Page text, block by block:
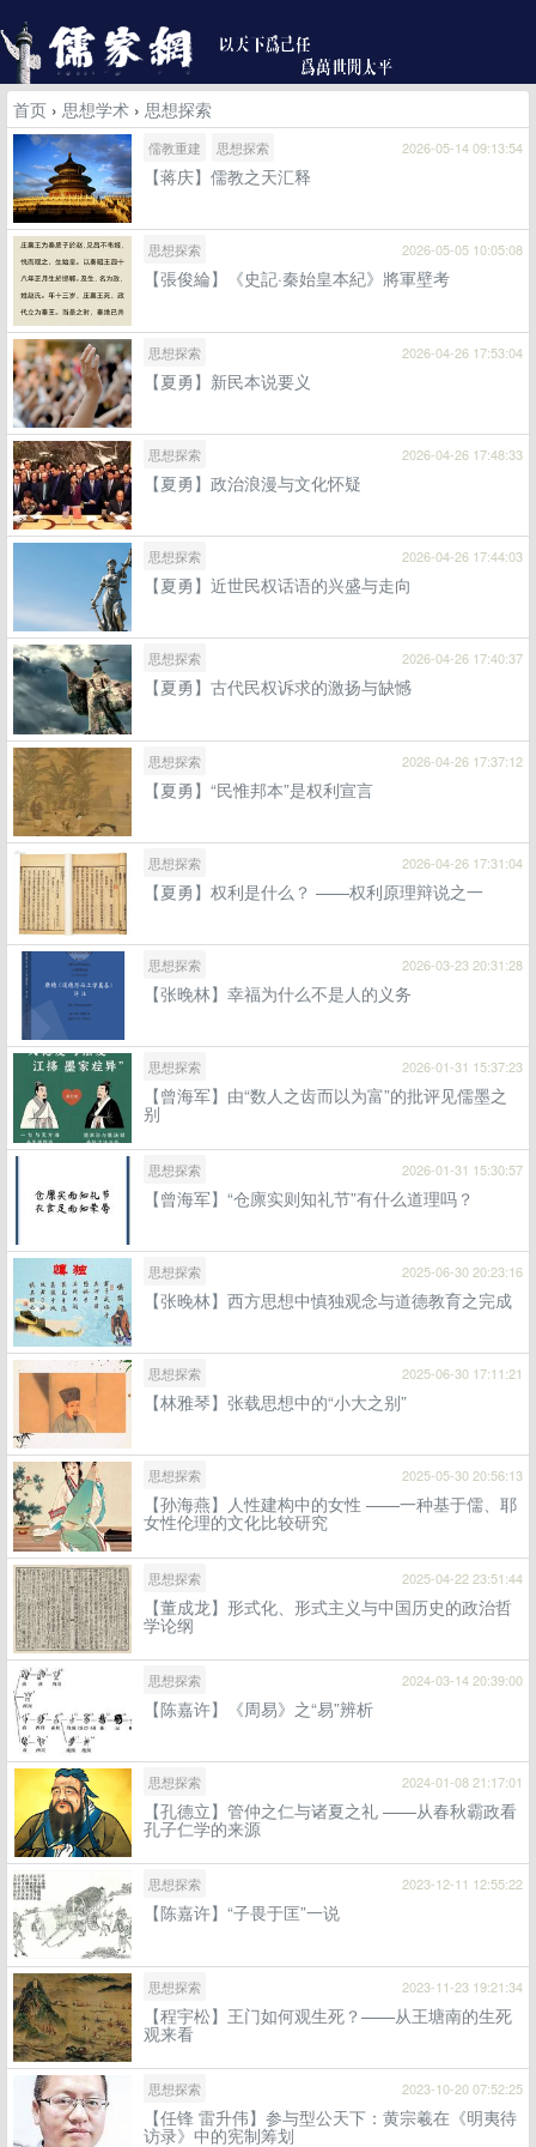
首页 › 思想学术 › 思想探索
儒教重建 思想探索 2026-05-14 09:13:54
【蒋庆】儒教之天汇释
思想探索 2026-05-05 10:05:08
【張俊綸】《史記·秦始皇本紀》將軍壁考
思想探索 2026-04-26 17:53:04
【夏勇】新民本说要义
思想探索 2026-04-26 17:48:33
【夏勇】政治浪漫与文化怀疑
思想探索 2026-04-26 17:44:03
【夏勇】近世民权话语的兴盛与走向
思想探索 2026-04-26 17:40:37
【夏勇】古代民权诉求的激扬与缺憾
思想探索 2026-04-26 17:37:12
【夏勇】“民惟邦本”是权利宣言
思想探索 2026-04-26 17:31:04
【夏勇】权利是什么？ ——权利原理辩说之一
思想探索 2026-03-23 20:31:28
【张晚林】幸福为什么不是人的义务
思想探索 2026-01-31 15:37:23
【曾海军】由“数人之齿而以为富”的批评见儒墨之
别
思想探索 2026-01-31 15:30:57
【曾海军】“仓廪实则知礼节”有什么道理吗？
思想探索 2025-06-30 20:23:16
【张晚林】西方思想中慎独观念与道德教育之完成
思想探索 2025-06-30 17:11:21
【林雅琴】张载思想中的“小大之别”
思想探索 2025-05-30 20:56:13
【孙海燕】人性建构中的女性 ——一种基于儒、耶
女性伦理的文化比较研究
思想探索 2025-04-22 23:51:44
【董成龙】形式化、形式主义与中国历史的政治哲
学论纲
思想探索 2024-03-14 20:39:00
【陈嘉许】《周易》之“易”辨析
思想探索 2024-01-08 21:17:01
【孔德立】管仲之仁与诸夏之礼 ——从春秋霸政看
孔子仁学的来源
思想探索 2023-12-11 12:55:22
【陈嘉许】“子畏于匡”一说
思想探索 2023-11-23 19:21:34
【程宇松】王门如何观生死？——从王塘南的生死
观来看
思想探索 2023-10-20 07:52:25
【任锋 雷升伟】参与型公天下：黄宗羲在《明夷待
访录》中的宪制筹划